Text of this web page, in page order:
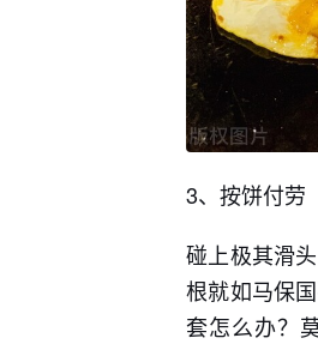
3、按饼付劳
碰上极其滑
根就如马保
套怎么办？